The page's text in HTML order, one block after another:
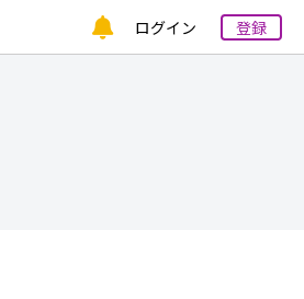
ログイン 登録